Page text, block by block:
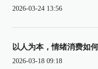
2026-03-24 13:56
以人为本，情绪消费如
2026-03-18 09:18